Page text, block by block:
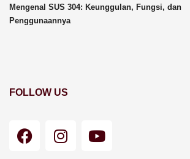
Mengenal SUS 304: Keunggulan, Fungsi, dan
Penggunaannya
FOLLOW US
F
a
I
n
Y
o